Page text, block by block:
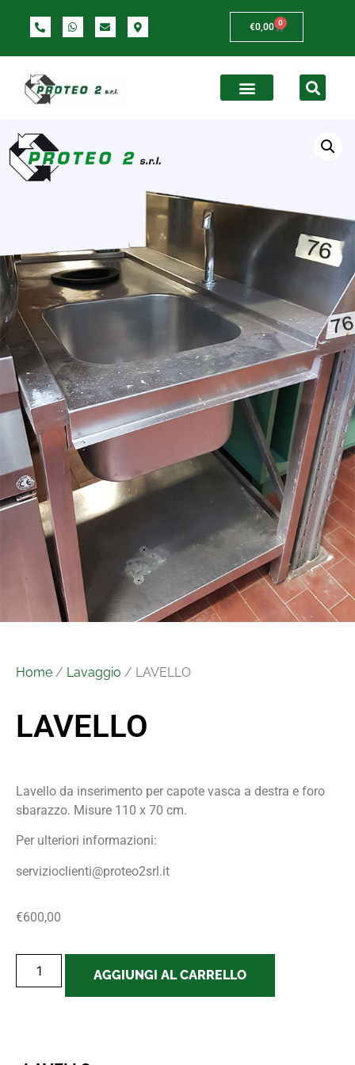
€0,00 0
Home / Lavaggio / LAVELLO
LAVELLO
Lavello da inserimento per capote vasca a destra e foro
sbarazzo. Misure 110 x 70 cm.
Per ulteriori informazioni:
servizioclienti@proteo2srl.it
€600,00
AGGIUNGI AL CARRELLO